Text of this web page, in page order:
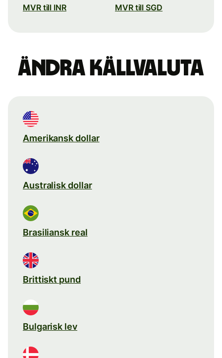
MVR till INR MVR till SGD
Ändra källvaluta
Amerikansk dollar
Australisk dollar
Brasiliansk real
Brittiskt pund
Bulgarisk lev